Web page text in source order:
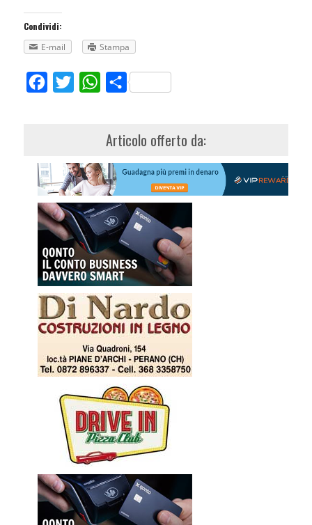
Condividi:
E-mail
Stampa
FacebookTwitterWhatsApp
Share
Articolo offerto da: